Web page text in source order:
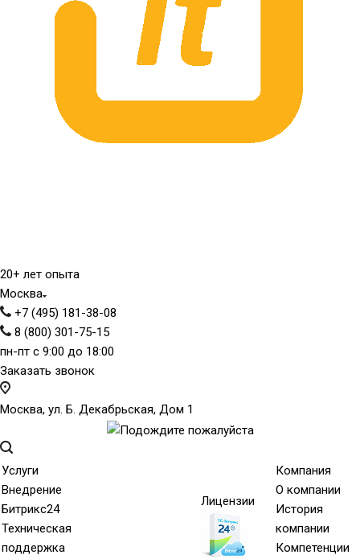
20+ лет опыта
Москва
+7 (495) 181-38-08
8 (800) 301-75-15
пн-пт с 9:00 до 18:00
Заказать звонок
Москва, ул. Б. Декабрьская, Дом 1
Услуги
Внедрение
Битрикс24
Техническая
поддержка
Лицензии
Компания
О компании
История
компании
Компетенции